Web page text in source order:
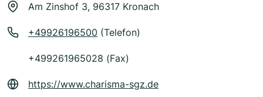
Am Zinshof 3, 96317 Kronach
+49926196500 (Telefon)
+499261965028 (Fax)
https://www.charisma-sgz.de